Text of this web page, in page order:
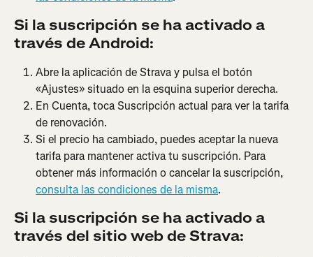
Si la suscripción se ha activado a
través de Android:
Abre la aplicación de Strava y pulsa el botón
«Ajustes» situado en la esquina superior derecha.
En Cuenta, toca Suscripción actual para ver la tarifa
de renovación.
Si el precio ha cambiado, puedes aceptar la nueva
tarifa para mantener activa tu suscripción. Para
obtener más información o cancelar la suscripción,
consulta las condiciones de la misma.
Si la suscripción se ha activado a
través del sitio web de Strava: